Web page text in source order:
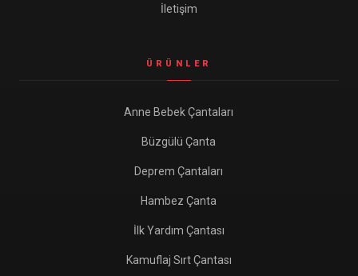
İletişim
ÜRÜNLER
Anne Bebek Çantaları
Büzgülü Çanta
Deprem Çantaları
Hambez Çanta
İlk Yardım Çantası
Kamuflaj Sırt Çantası